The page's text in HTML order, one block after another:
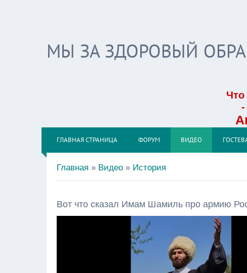
МЫ ЗА ЗДОРОВЫЙ
-
ГЛАВНАЯ СТРАНИЦА ФОРУМ ВИДЕО
Главная » Видео » История
Вот что сказал Имам Шамиль про армию